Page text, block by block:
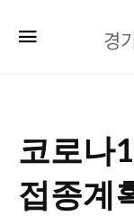
경
코로나
접종계